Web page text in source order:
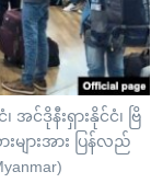
င်ဒိုနီးရှားနိုင်ငံ၊ ဗြိ
ျားအား ပြန်လည်